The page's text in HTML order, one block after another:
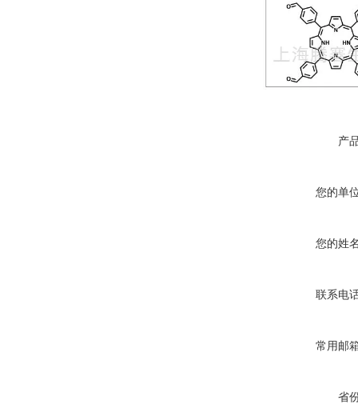
产
您的单
您的姓
联系电
常用邮
省